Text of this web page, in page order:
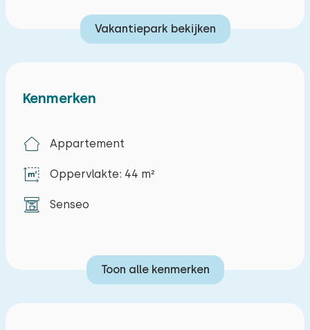
Kenmerken
Appartement
Oppervlakte: 44 m²
Senseo
Toon alle kenmerken
Vakantiepark bekijken